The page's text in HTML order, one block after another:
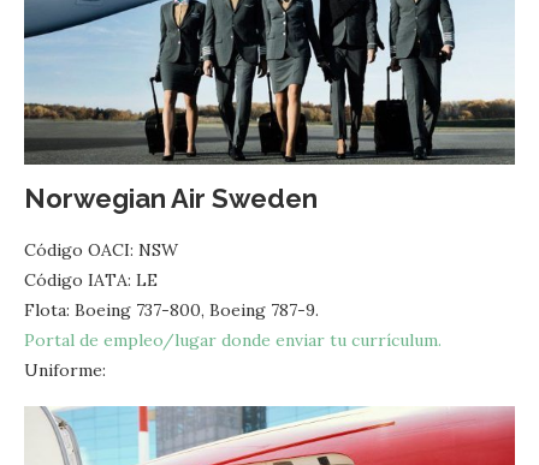
Norwegian Air Sweden
Código OACI: NSW
Código IATA: LE
Flota: Boeing 737-800, Boeing 787-9.
Portal de empleo/lugar donde enviar tu currículum.
Uniforme: